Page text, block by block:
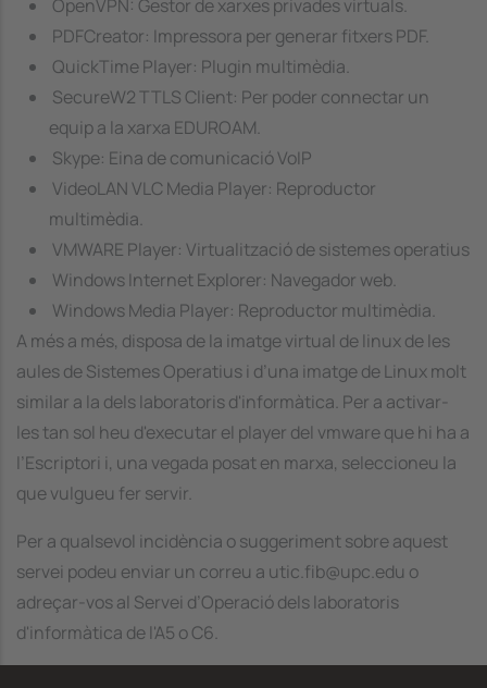
OpenVPN: Gestor de xarxes privades virtuals.
PDFCreator: Impressora per generar fitxers PDF.
QuickTime Player: Plugin multimèdia.
SecureW2 TTLS Client: Per poder connectar un
equip a la xarxa EDUROAM.
Skype: Eina de comunicació VoIP
VideoLAN VLC Media Player: Reproductor
multimèdia.
VMWARE Player: Virtualització de sistemes operatius
Windows Internet Explorer: Navegador web.
Windows Media Player: Reproductor multimèdia.
A més a més, disposa de la imatge virtual de linux de les
aules de Sistemes Operatius i d’una imatge de Linux molt
similar a la dels laboratoris d'informàtica. Per a activar-
les tan sol heu d'executar el player del vmware que hi ha a
l’Escriptori i, una vegada posat en marxa, seleccioneu la
que vulgueu fer servir.
Per a qualsevol incidència o suggeriment sobre aquest
servei podeu enviar un correu a utic.fib@upc.edu o
adreçar-vos al Servei d’Operació dels laboratoris
d'informàtica de l'A5 o C6.